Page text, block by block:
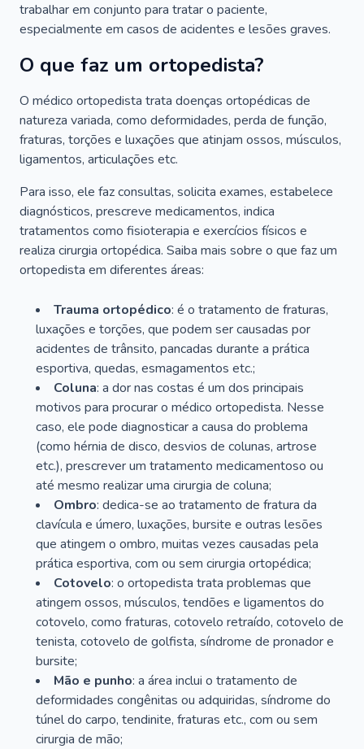
trabalhar em conjunto para tratar o paciente,
especialmente em casos de acidentes e lesões graves.
O que faz um ortopedista?
O médico ortopedista trata doenças ortopédicas de
natureza variada, como deformidades, perda de função,
fraturas, torções e luxações que atinjam ossos, músculos,
ligamentos, articulações etc.
Para isso, ele faz consultas, solicita exames, estabelece
diagnósticos, prescreve medicamentos, indica
tratamentos como fisioterapia e exercícios físicos e
realiza cirurgia ortopédica. Saiba mais sobre o que faz um
ortopedista em diferentes áreas:
Trauma ortopédico: é o tratamento de fraturas,
luxações e torções, que podem ser causadas por
acidentes de trânsito, pancadas durante a prática
esportiva, quedas, esmagamentos etc.;
Coluna: a dor nas costas é um dos principais
motivos para procurar o médico ortopedista. Nesse
caso, ele pode diagnosticar a causa do problema
(como hérnia de disco, desvios de colunas, artrose
etc.), prescrever um tratamento medicamentoso ou
até mesmo realizar uma cirurgia de coluna;
Ombro: dedica-se ao tratamento de fratura da
clavícula e úmero, luxações, bursite e outras lesões
que atingem o ombro, muitas vezes causadas pela
prática esportiva, com ou sem cirurgia ortopédica;
Cotovelo: o ortopedista trata problemas que
atingem ossos, músculos, tendões e ligamentos do
cotovelo, como fraturas, cotovelo retraído, cotovelo de
tenista, cotovelo de golfista, síndrome de pronador e
bursite;
Mão e punho: a área inclui o tratamento de
deformidades congênitas ou adquiridas, síndrome do
túnel do carpo, tendinite, fraturas etc., com ou sem
cirurgia de mão;